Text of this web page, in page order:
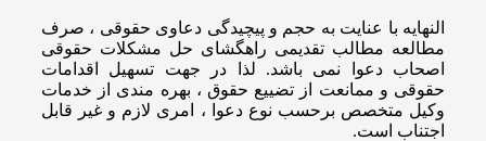
النهایه با عنایت به حجم و پیچیدگی دعاوی حقوقی ، صرف
مطالعه مطالب تقدیمی راهگشای حل مشکلات حقوقی
اصحاب دعوا نمی باشد. لذا در جهت تسهیل اقدامات
حقوقی و ممانعت از تضییع حقوق ، بهره مندی از خدمات
وکیل متخصص برحسب نوع دعوا ، امری لازم و غیر قابل
اجتناب است.